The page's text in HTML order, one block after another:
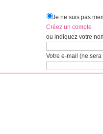
Je ne suis pas
Créez un compte
ou indiquez votre
Votre e-mail (ne